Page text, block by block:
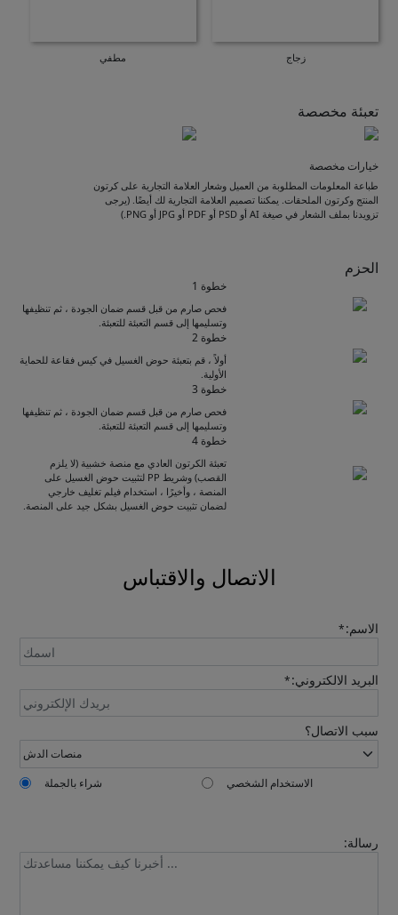
زجاج مطفي
تعبئة مخصصة
خيارات مخصصة
طباعة المعلومات المطلوبة من العميل وشعار العلامة التجارية على كرتون
المنتج وكرتون الملحقات. يمكننا تصميم العلامة التجارية لك أيضًا. (يرجى
تزويدنا بملف الشعار في صيغة AI أو PSD أو PDF أو JPG أو PNG.)
الحزم
خطوة 1
فحص صارم من قبل قسم ضمان الجودة ، ثم تنظيفها
وتسليمها إلى قسم التعبئة للتعبئة.
خطوة 2
أولاً ، قم بتعبئة حوض الغسيل في كيس فقاعة للحماية
الأولية.
خطوة 3
فحص صارم من قبل قسم ضمان الجودة ، ثم تنظيفها
وتسليمها إلى قسم التعبئة للتعبئة.
خطوة 4
تعبئة الكرتون العادي مع منصة خشبية (لا يلزم
القصب) وشريط PP لتثبيت حوض الغسيل على
المنصة ، وأخيرًا ، استخدام فيلم تغليف خارجي
لضمان تثبيت حوض الغسيل بشكل جيد على المنصة.
Get Catalogue
Please leave your contact information,the
catalogue will be sent to your mailbox
Send
الاتصال والاقتباس
الاسم:*
البريد الالكتروني:*
سبب الاتصال؟
شراء بالجملة الاستخدام الشخصي
رسالة: